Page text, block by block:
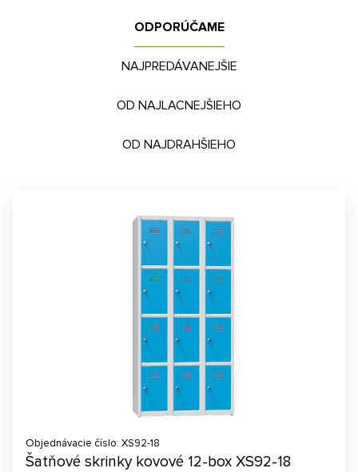
ODPORÚČAME
NAJPREDÁVANEJŠIE
OD NAJLACNEJŠIEHO
OD NAJDRAHŠIEHO
Objednávacie číslo: XS92-18
Šatňové skrinky kovové 12-box XS92-18